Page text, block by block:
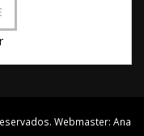
Webmaster: Ana